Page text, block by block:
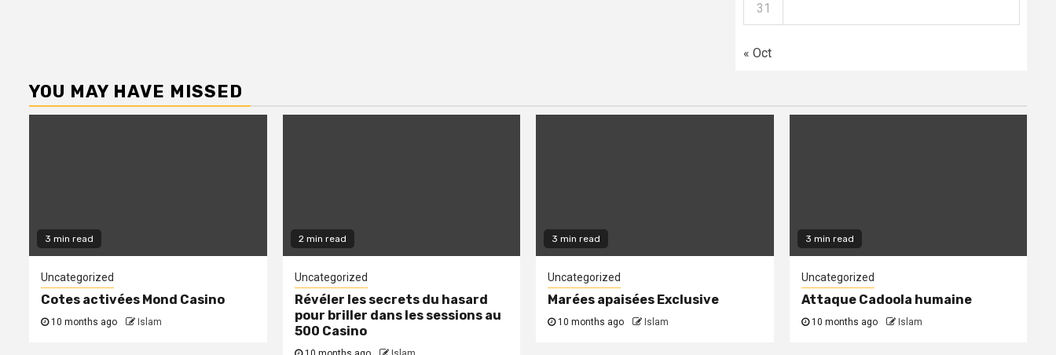
31
« Oct
YOU MAY HAVE MISSED
3 min read
Uncategorized
Cotes activées Mond Casino
10 months ago Islam
2 min read
Uncategorized
Révéler les secrets du hasard
pour briller dans les sessions au
500 Casino
3 min read
Uncategorized
Marées apaisées Exclusive
10 months ago Islam
3 min read
Uncategorized
Attaque Cadoola humaine
10 months ago Islam